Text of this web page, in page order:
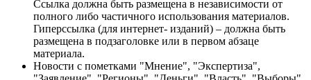
Ссылка должна быть размещена в независимости от
полного либо частичного использования материалов.
Гиперссылка (для интернет- изданий) – должна быть
размещена в подзаголовке или в первом абзаце
материала.
Новости с пометками "Мнение", "Экспертиза",